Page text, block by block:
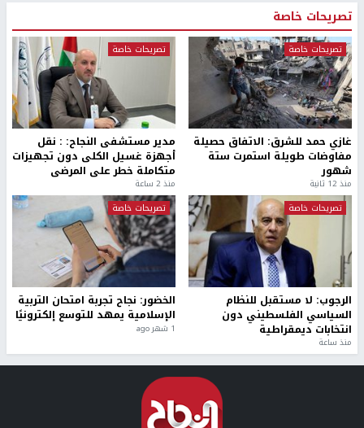
تصريحات خاصة
تصريحات خاصة
غازي حمد للشرق: الاتفاق حصيلة
مفاوضات طويلة استمرت ستة
شهور
منذ 12 ثانية
تصريحات خاصة
مدير مستشفى النجاح: : نقل
أجهزة غسيل الكلى دون تجهيزات
متكاملة خطر على المرضى
منذ 2 ساعة
تصريحات خاصة
الرجوب: لا مستقبل للنظام
السياسي الفلسطيني دون
انتخابات ديمقراطية
منذ ساعة
تصريحات خاصة
الخضور: نجاح تجربة امتحان التربية
الإسلامية يمهد للتوسع إلكترونيًا
1 شهر ago